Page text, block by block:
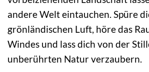
andere Welt eintauchen. Spüre
grönländischen Luft, höre das
Windes und lass dich von der
unberührten Natur verzaubern.